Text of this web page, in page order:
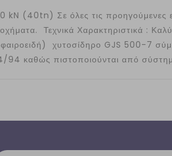
(40tn) Σε όλες τις προηγούμενες
Τεχνικά Χαρακτηριστικά :
χυτοσίδηρο GJS 500-7
καθώς πιστοποιούνται από